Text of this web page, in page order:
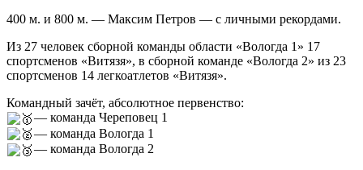
400 м. и 800 м. — Максим Петров — с личными рекордами.
Из 27 человек сборной команды области «Вологда 1» 17
спортсменов «Витязя», в сборной команде «Вологда 2» из 23
спортсменов 14 легкоатлетов «Витязя».
Командный зачёт, абсолютное первенство:
— команда Череповец 1
— команда Вологда 1
— команда Вологда 2